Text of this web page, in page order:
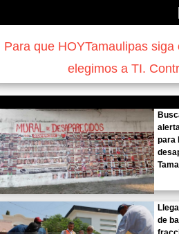
Para que HOYTamaulipas
elegimos a TI.
para
de